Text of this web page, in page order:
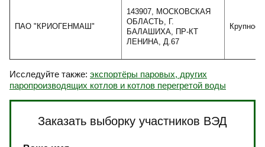
ПАО "КРИОГЕНМАШ"
143907, МОСКОВСКАЯ
ОБЛАСТЬ, Г.
БАЛАШИХА, ПР-КТ
ЛЕНИНА, Д.67
Крупное
Исследуйте также: экспортёры паровых, других
паропроизводящих котлов и котлов перегретой воды
Заказать выборку участников ВЭД